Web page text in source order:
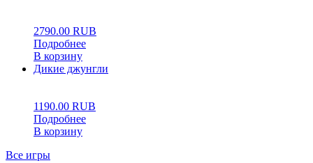
2790.00 RUB
Подробнее
В корзину
Дикие джунгли
1190.00 RUB
Подробнее
В корзину
Все игры